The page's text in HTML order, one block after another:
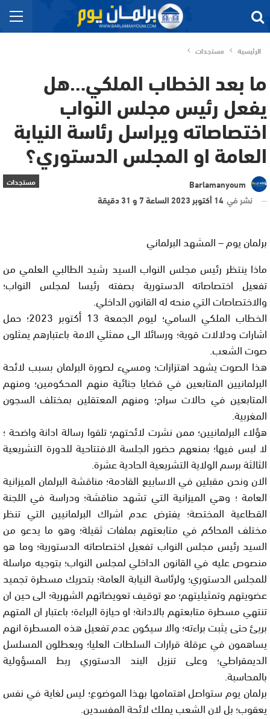
الرئيسية مستجدات
ما بعد الخطاب الملكي…هل
يفعل رئيس مجلس النواب
اختصاصاته ويراسل رئاسة النيابة
العامة او المجلس الدستوري؟
مستجدات
Barlamanyoum
نشر في14 أكتوبر 2023 الساعة 7 و 31 دقيقة
برلمان يوم – المشهد البرلماني
ماذا ينتظر رئيس مجلس النواب السيد رشيد الطالبي العلمي من
تفعيل اختصاصاته الدستورية بصفته رئيسا لمجلس النواب؛
والاختصاصات التي منحه له القانون الداخلي.
الخطاب الملكي السامي؛ ليوم الجمعة 13 أكتوبر 2023؛ حمل
اشارات ودلالات قوية؛ ورسائلا الى ممثلي الامة باعتبارهم يمثلون
صوت الشعب.
هذا الصوت يشهد اهتزازات؛ ومسيء لصورة البرلمان بسبب لائحة
البرلمانيين المتابعين في قضايا جنائية منهم المحكومين؛ ومنهم
المتابعين في حالات سراح؛ ومنهم المعتقلين بمختلف السجون
المغربية.
هؤلاء البرلمانيين؛ ممن نشرت لائحتهم؛ تلقوا رسالة ادانة واضحة ؛
لا لبس فيها؛ بمنعهم حضور الجلسة الافتتاحية للدورة التشريعية
الثالثة برسم الولاية التشريعية الحادية عشرة.
الان ونحن مقبلين في الاسابيع القادمة؛ مناقشة البرلمان الميزانية
العامة ؛ وهي الميزانية التي تشهد مناقشة؛ ودراسة في اللجنة
القطاعية المختصة؛ يفترض عدم اشراك البرلمانيين التي تنظر
مختلف المحاكم في متابعتهم بملفات ثقيلة؛ وهو ما يدعو من
السيد رئيس مجلس النواب تفعيل اختصاصاته الدستورية؛ وما هو
منصوص عليه في القانون الداخلي لمجلس النواب؛ بتوجيه مراسلة
للمجلس الدستوري؛ ولرئاسة النيابة العامة؛ بتحريك مسطرة تجميد
عضويتهم وتمثيليتهم؛ مع توقيف تعويضاتهم الشهرية؛ الى حين ان
تنتهي مسطرة متابعتهم بالادانة؛ او حيازة البراءة؛ باعتبار ان المتهم
بريئ حتى يثبت براءته؛ والا سيكون عدم تفعيل هذه المسطرة انهم
يساهمون في عرقلة قرارات السلطات العليا؛ ويعطلون المسلسل
الديمقراطي؛ وعلى تنزيل البند الدستوري ربط المسؤولية
بالمحاسبة.
برلمان يوم ستواصل اهتمامها بهذا الموضوع؛ ليس لغاية في نفس
يعقوب؛ بل لان الشعب يملك لائحة المفسدين.